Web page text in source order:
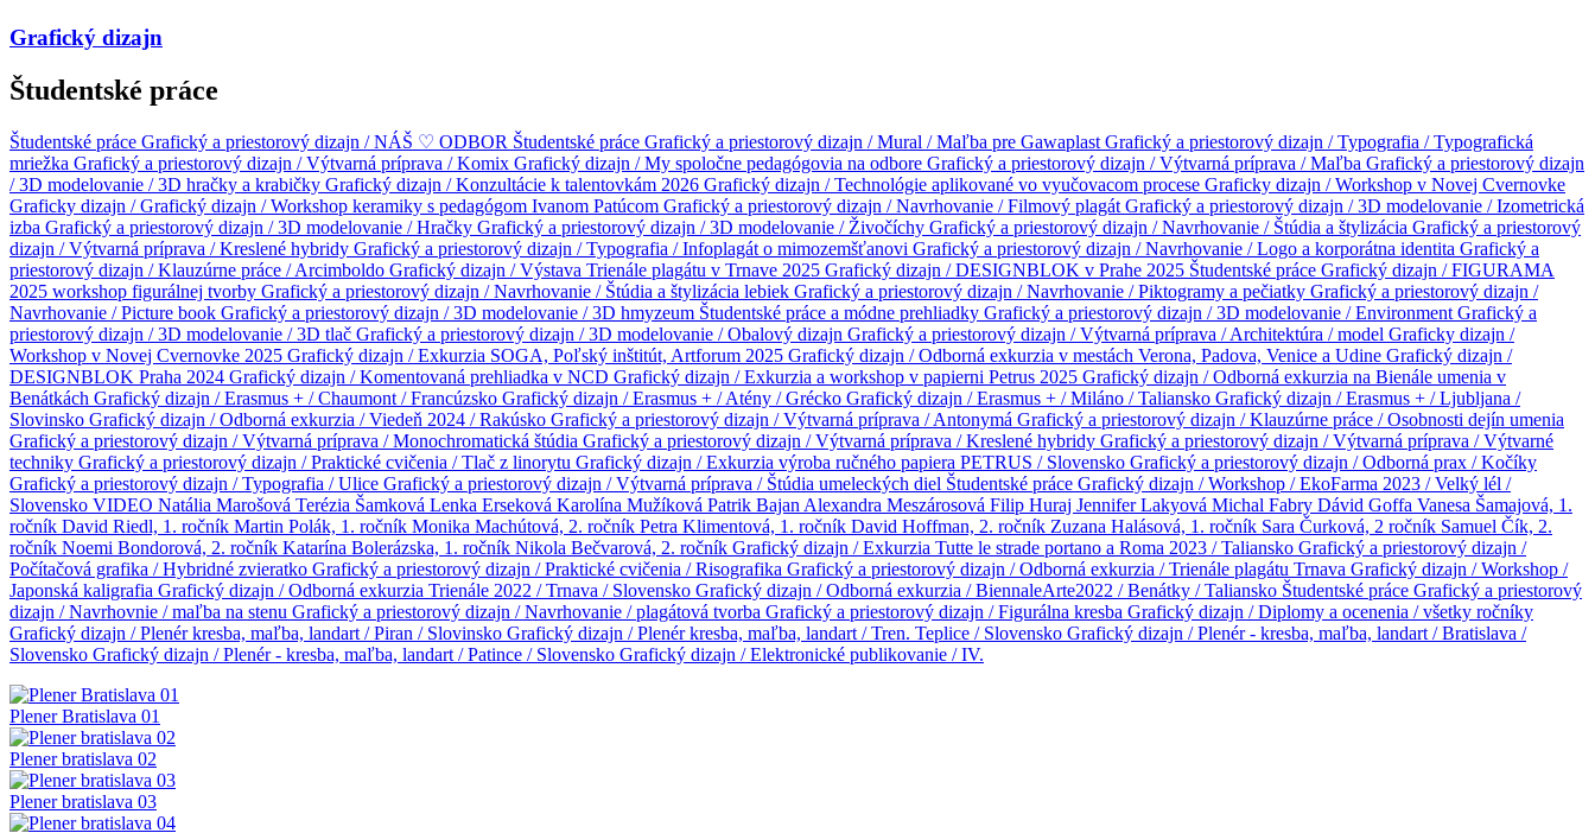
Grafický dizajn
Študentské práce
Študentské práce Grafický a priestorový dizajn / NÁŠ ♡ ODBOR Študentské práce Grafický a priestorový dizajn / Mural / Maľba pre Gawaplast Grafický a priestorový dizajn / Typografia / Typografická
mriežka Grafický a priestorový dizajn / Výtvarná príprava / Komix Grafický dizajn / My spoločne pedagógovia na odbore Grafický a priestorový dizajn / Výtvarná príprava / Maľba Grafický a priestorový dizajn
/ 3D modelovanie / 3D hračky a krabičky Grafický dizajn / Konzultácie k talentovkám 2026 Grafický dizajn / Technológie aplikované vo vyučovacom procese Graficky dizajn / Workshop v Novej Cvernovke
Graficky dizajn /Grafický dizajn / Workshop keramiky s pedagógom Ivanom Patúcom Grafický a priestorový dizajn / Navrhovanie / Filmový plagát Grafický a priestorový dizajn / 3D modelovanie / Izometrická
izba Grafický a priestorový dizajn / 3D modelovanie / Hračky Grafický a priestorový dizajn / 3D modelovanie / Živočíchy Grafický a priestorový dizajn / Navrhovanie / Štúdia a štylizácia Grafický a priestorový
dizajn / Výtvarná príprava / Kreslené hybridy Grafický a priestorový dizajn / Typografia / Infoplagát o mimozemšťanovi Grafický a priestorový dizajn / Navrhovanie / Logo a korporátna identita Grafický a
priestorový dizajn / Klauzúrne práce / Arcimboldo Grafický dizajn / Výstava Trienále plagátu v Trnave 2025 Grafický dizajn / DESIGNBLOK v Prahe 2025 Študentské práce Grafický dizajn / FIGURAMA
2025 workshop figurálnej tvorby Grafický a priestorový dizajn / Navrhovanie / Štúdia a štylizácia lebiek Grafický a priestorový dizajn / Navrhovanie / Piktogramy a pečiatky Grafický a priestorový dizajn /
Navrhovanie / Picture book Grafický a priestorový dizajn / 3D modelovanie / 3D hmyzeum Študentské práce a módne prehliadky Grafický a priestorový dizajn / 3D modelovanie / Environment Grafický a
priestorový dizajn / 3D modelovanie / 3D tlač Grafický a priestorový dizajn / 3D modelovanie / Obalový dizajn Grafický a priestorový dizajn / Výtvarná príprava / Architektúra / model Graficky dizajn /
Workshop v Novej Cvernovke 2025 Grafický dizajn / Exkurzia SOGA, Poľský inštitút, Artforum 2025 Grafický dizajn / Odborná exkurzia v mestách Verona, Padova, Venice a Udine Grafický dizajn /
DESIGNBLOK Praha 2024 Grafický dizajn / Komentovaná prehliadka v NCD Grafický dizajn / Exkurzia a workshop v papierni Petrus 2025 Grafický dizajn / Odborná exkurzia na Bienále umenia v
Benátkách Grafický dizajn / Erasmus + / Chaumont / Francúzsko Grafický dizajn / Erasmus + / Atény / Grécko Grafický dizajn / Erasmus + / Miláno / Taliansko Grafický dizajn / Erasmus + / Ljubljana /
Slovinsko Grafický dizajn / Odborná exkurzia / Viedeň 2024 / Rakúsko Grafický a priestorový dizajn / Výtvarná príprava / Antonymá Grafický a priestorový dizajn / Klauzúrne práce / Osobnosti dejín umenia
Grafický a priestorový dizajn / Výtvarná príprava / Monochromatická štúdia Grafický a priestorový dizajn / Výtvarná príprava / Kreslené hybridy Grafický a priestorový dizajn / Výtvarná príprava / Výtvarné
techniky Grafický a priestorový dizajn / Praktické cvičenia / Tlač z linorytu Grafický dizajn / Exkurzia výroba ručného papiera PETRUS / Slovensko Grafický a priestorový dizajn / Odborná prax / Kočíky
Grafický a priestorový dizajn / Typografia / Ulice Grafický a priestorový dizajn / Výtvarná príprava / Štúdia umeleckých diel Študentské práce Grafický dizajn / Workshop / EkoFarma 2023 / Velký lél /
Slovensko VIDEO Natália Marošová Terézia Šamková Lenka Erseková Karolína Mužíková Patrik Bajan Alexandra Meszárosová Filip Huraj Jennifer Lakyová Michal Fabry Dávid Goffa Vanesa Šamajová, 1.
ročník David Riedl, 1. ročník Martin Polák, 1. ročník Monika Machútová, 2. ročník Petra Klimentová, 1. ročník David Hoffman, 2. ročník Zuzana Halásová, 1. ročník Sara Čurková, 2 ročník Samuel Čík, 2.
ročník Noemi Bondorová, 2. ročník Katarína Bolerázska, 1. ročník Nikola Bečvarová, 2. ročník Grafický dizajn / Exkurzia Tutte le strade portano a Roma 2023 / Taliansko Grafický a priestorový dizajn /
Počítačová grafika / Hybridné zvieratko Grafický a priestorový dizajn / Praktické cvičenia / Risografika Grafický a priestorový dizajn / Odborná exkurzia / Trienále plagátu Trnava Grafický dizajn / Workshop /
Japonská kaligrafia Grafický dizajn / Odborná exkurzia Trienále 2022 / Trnava / Slovensko Grafický dizajn / Odborná exkurzia / BiennaleArte2022 / Benátky / Taliansko Študentské práce Grafický a priestorový
dizajn / Navrhovnie / maľba na stenu Grafický a priestorový dizajn / Navrhovanie / plagátová tvorba Grafický a priestorový dizajn / Figurálna kresba Grafický dizajn / Diplomy a ocenenia / všetky ročníky
Grafický dizajn / Plenér kresba, maľba, landart / Piran / Slovinsko Grafický dizajn / Plenér kresba, maľba, landart / Tren. Teplice / Slovensko Grafický dizajn / Plenér - kresba, maľba, landart / Bratislava /
Slovensko Grafický dizajn / Plenér - kresba, maľba, landart / Patince / Slovensko Grafický dizajn / Elektronické publikovanie / IV.
Plener Bratislava 01
Plener bratislava 02
Plener bratislava 03